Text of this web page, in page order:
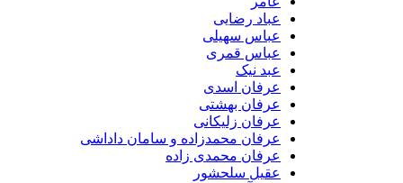
عباد رضایی
عباس سهیلی
عباس قمری
عبد نیک
عرفان اسدی
عرفان بهشتی
عرفان زلیکانی
عرفان محمدزاده و سامان داداشی
عرفان محمدی زاده
عقیل سلحشور